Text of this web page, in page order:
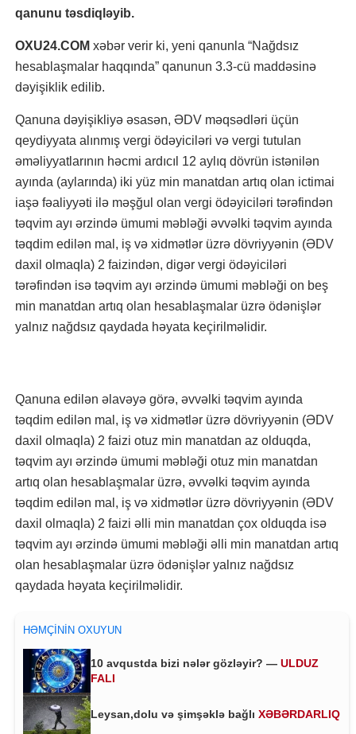
qanunu təsdiqləyib.
OXU24.COM xəbər verir ki, yeni qanunla “Nağdsız
hesablaşmalar haqqında” qanunun 3.3-cü maddəsinə
dəyişiklik edilib.
Qanuna dəyişikliyə əsasən, ƏDV məqsədləri üçün
qeydiyyata alınmış vergi ödəyiciləri və vergi tutulan
əməliyyatlarının həcmi ardıcıl 12 aylıq dövrün istənilən
ayında (aylarında) iki yüz min manatdan artıq olan ictimai
iaşə fəaliyyəti ilə məşğul olan vergi ödəyiciləri tərəfindən
təqvim ayı ərzində ümumi məbləği əvvəlki təqvim ayında
təqdim edilən mal, iş və xidmətlər üzrə dövriyyənin (ƏDV
daxil olmaqla) 2 faizindən, digər vergi ödəyiciləri
tərəfindən isə təqvim ayı ərzində ümumi məbləği on beş
min manatdan artıq olan hesablaşmalar üzrə ödənişlər
yalnız nağdsız qaydada həyata keçirilməlidir.
Qanuna edilən əlavəyə görə, əvvəlki təqvim ayında
təqdim edilən mal, iş və xidmətlər üzrə dövriyyənin (ƏDV
daxil olmaqla) 2 faizi otuz min manatdan az olduqda,
təqvim ayı ərzində ümumi məbləği otuz min manatdan
artıq olan hesablaşmalar üzrə, əvvəlki təqvim ayında
təqdim edilən mal, iş və xidmətlər üzrə dövriyyənin (ƏDV
daxil olmaqla) 2 faizi əlli min manatdan çox olduqda isə
təqvim ayı ərzində ümumi məbləği əlli min manatdan artıq
olan hesablaşmalar üzrə ödənişlər yalnız nağdsız
qaydada həyata keçirilməlidir.
HƏMÇININ OXUYUN
10 avqustda bizi nələr gözləyir? — ULDUZ
FALI
Leysan,dolu və şimşəklə bağlı XƏBƏRDARLIQ